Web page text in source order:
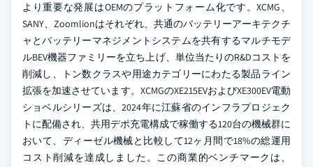
より重要な発展はOEMのプラットフォーム化です。XCMG、
SANY、Zoomlionはそれぞれ、共通のバッテリーアーキテクチ
ャとバッテリーマネジメントシステムを共有するマルチモデ
ルBEV機器ファミリーを立ち上げ、単位当たりのR&Dコストを
削減し、トン数クラスや用途カテゴリーにわたる製品ライン
拡張を加速させています。XCMGのXE215EVおよびXE300EV電動
ショベルシリーズは、2024年に江蘇省のインフラプロジェク
トに配備され、共用デポ充電構成で稼働する120台の機械群に
おいて、ディーゼル機械と比較して12ヶ月間で18%の総運用
コスト削減を達成しました。この商業的ベンチマークは、